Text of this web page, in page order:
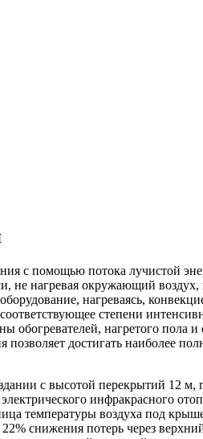
с помощью потока лучистой
не нагревая окружающий воздух,
нагреваясь,
степени
нагретого пола
достигать наиболее
с высотой перекрытий 12 м,
инфракрасного
температуры воздуха под
снижения потерь через